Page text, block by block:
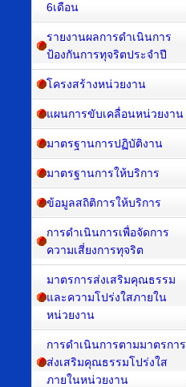
6เดือน
รายงานผลการดำเนินการ
ป้องกันการทุจริตประจำปี
โครงสร้างหน่วยงาน
แผนการขับเคลื่อนหน่วยงาน
มาตรฐานการปฏิบัติงาน
มาตรฐานการให้บริการ
ข้อมูลสถิติการให้บริการ
การดำเนินการเพื่อจัดการ
ความเสี่ยงการทุจริต
มาตรการส่งเสริมคุณธรรม
และความโปร่งใสภายใน
หน่วยงาน
การดำเนินการตามมาตรการ
ส่งเสริมคุณธรรมโปร่งใส
ภายในหน่วยงาน